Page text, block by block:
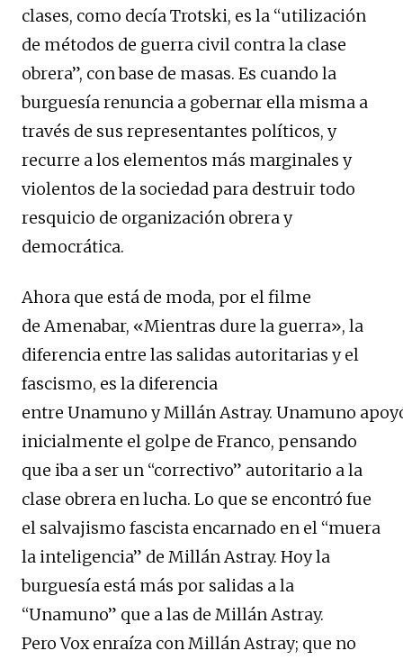
clases, como decíaTrotski, es la “utilización
de métodos de guerra civil contra la clase
obrera”, con base de masas. Es cuando la
burguesía renuncia a gobernar ella misma a
través de sus representantes políticos, y
recurre a los elementos más marginales y
violentos de la sociedad para destruir todo
resquicio de organización obrera y
democrática.
Ahora que está de moda, por el filme
de Amenabar, «Mientras dure la guerra», la
diferencia entre las salidas autoritarias y el
fascismo, es la diferencia
entre Unamuno yMillánAstray. Unamuno
inicialmente el golpe de Franco, pensando
que iba a ser un “correctivo” autoritario a la
clase obrera en lucha. Lo que se encontró fue
el salvajismo fascista encarnado en el “muera
la inteligencia” de MillánAstray. Hoy la
burguesía está más por salidas a la
“Unamuno” que a las de MillánAstray.
PeroVoxenraíza conMillánAstray; que no